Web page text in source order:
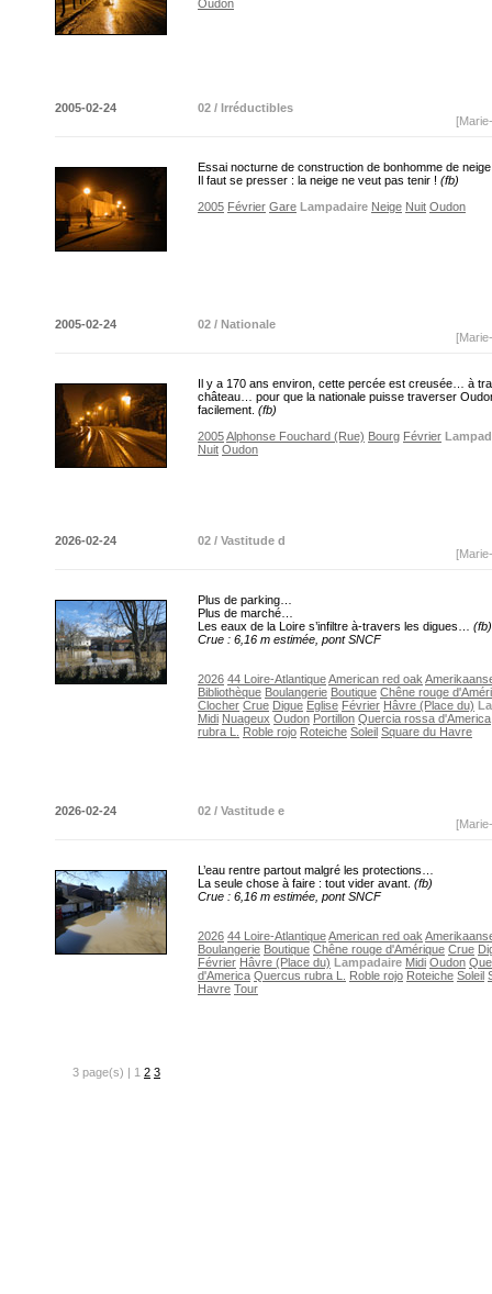
Oudon
2005-02-24
02 / Irréductibles
Essai nocturne de construction de bonhomme de
Il faut se presser : la neige ne veut pas tenir ! (fb)
2005 Février Gare Lampadaire Neige Nuit Oudon
2005-02-24
02 / Nationale
Il y a 170 ans environ, cette percée est creusée… à
château… pour que la nationale puisse traverser
facilement. (fb)
2005Alphonse Fouchard (Rue) Bourg Février
Nuit Oudon
2026-02-24
02 / Vastitude d
Plus de parking…
Plus de marché…
Les eaux de la Loire s’infiltre à-travers les digues… (fb)
Crue : 6,16 m estimée, pont SNCF
2026 44 Loire-AtlantiqueAmerican red oak
Bibliothèque Boulangerie Boutique Chêne rouge
Clocher Crue Digue Eglise Février Hâvre (Place du)
Midi Nuageux Oudon Portillon Quercia rossa d'America
rubra L.
Roble rojo Roteiche Soleil Square du Havre
2026-02-24
02 / Vastitude e
L’eau rentre partout malgré les protections…
La seule chose à faire : tout vider avant. (fb)
Crue : 6,16 m estimée, pont SNCF
2026 44 Loire-AtlantiqueAmerican red oak
Boulangerie Boutique Chêne rouge d'Amérique Crue
Février Hâvre (Place du) Lampadaire Midi Oudon
d'America Quercus rubra L. Roble rojo Roteiche Soleil
Havre Tour
3 page(s) | 1 2 3